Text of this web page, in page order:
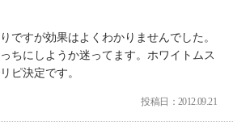
ですが効果はよくわかりませんでした。
ちにしようか迷ってます。ホワイトムス
ピ決定です。
投稿日：2012.09.21